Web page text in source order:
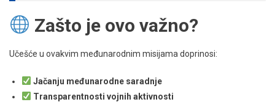
Zašto je ovo važno?
Učešće u ovakvim međunarodnim misijama doprinosi:
Jačanju međunarodne saradnje
Transparentnosti vojnih aktivnosti